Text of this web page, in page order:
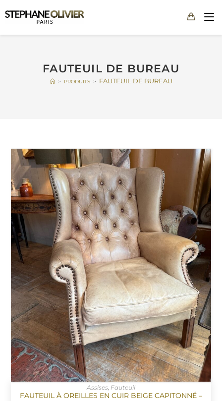
FAUTEUIL DE BUREAU
> PRODUITS > FAUTEUIL DE BUREAU
Assises, Fauteuil
FAUTEUIL À OREILLES EN CUIR BEIGE CAPITONNÉ –